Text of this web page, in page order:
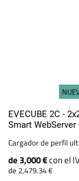
EVECUBE 2C -
Smart
Cargador de perfil
de 3,000 €con el
de 2,479.34 €